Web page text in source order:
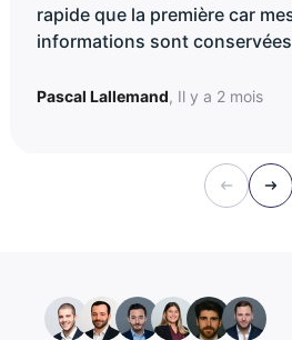
rapide que la première car
informations sont
Pascal Lallemand, Il y a 2 mois